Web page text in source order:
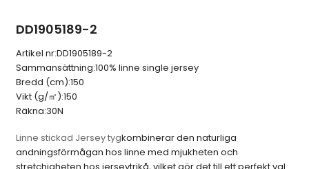
DD1905189-2
Artikel nr:DD1905189-2
Sammansättning:100% linne single jersey
Bredd (cm):150
Vikt (g/㎡):150
Räkna:30N
Linne stickad Jersey tygkombinerar den naturliga
andningsförmågan hos linne med mjukheten och